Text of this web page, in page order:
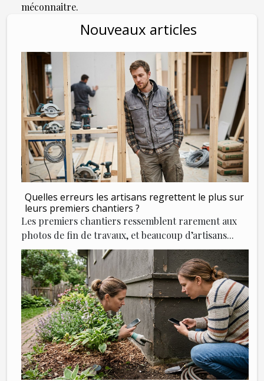
méconnaitre.
Nouveaux articles
Quelles erreurs les artisans regrettent le plus sur
leurs premiers chantiers ?
Les premiers chantiers ressemblent rarement aux
photos de fin de travaux, et beaucoup d’artisans...